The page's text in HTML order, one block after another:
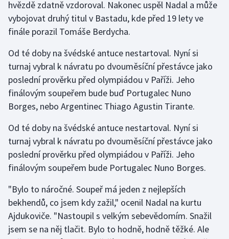
Olympijské hry
Parasport
Plavání
Plážový volejbal
Ragby
Rychlobruslení
Rychlostní kanoistika
Short track
Sportovní střelba
hvězdě zdatně vzdoroval. Nakonec uspěl Nadal a může
vybojovat druhý titul v Bastadu, kde před 19 lety ve
finále porazil Tomáše Berdycha.
Od té doby na švédské antuce nestartoval. Nyní si
turnaj vybral k návratu po dvouměsíční přestávce jako
poslední prověrku před olympiádou v Paříži. Jeho
finálovým soupeřem bude buď Portugalec Nuno
Borges, nebo Argentinec Thiago Agustin Tirante.
Od té doby na švédské antuce nestartoval. Nyní si
turnaj vybral k návratu po dvouměsíční přestávce jako
poslední prověrku před olympiádou v Paříži. Jeho
finálovým soupeřem bude Portugalec Nuno Borges.
"Bylo to náročné. Soupeř má jeden z nejlepších
bekhendů, co jsem kdy zažil," ocenil Nadal na kurtu
Ajdukoviče. "Nastoupil s velkým sebevědomím. Snažil
jsem se na něj tlačit. Bylo to hodně, hodně těžké. Ale